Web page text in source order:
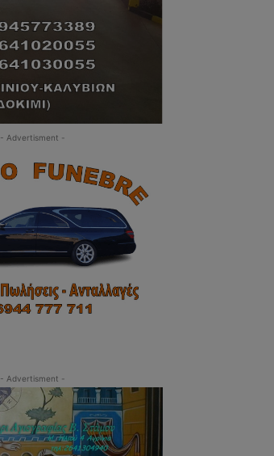
- Advertisment -
- Advertisment -